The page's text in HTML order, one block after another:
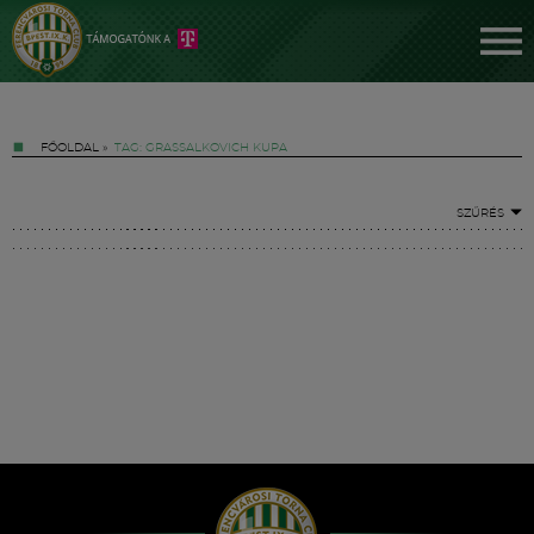
FŐOLDAL » TAG: GRASSALKOVICH KUPA
SZŰRÉS
Hírek